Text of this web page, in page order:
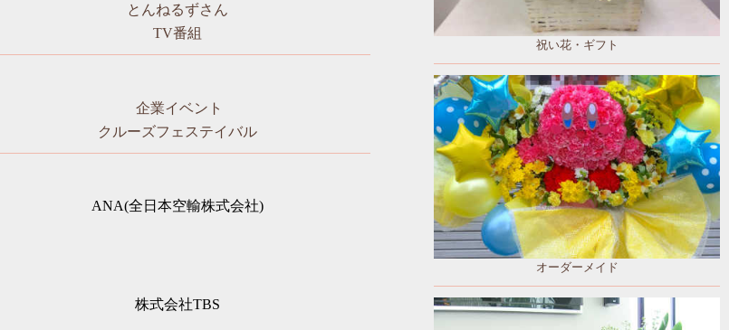
とんねるずさん
TV番組
企業イベント
クルーズフェステイバル
ANA(全日本空輸株式会社)
株式会社TBS
祝い花・ギフト
オーダーメイド